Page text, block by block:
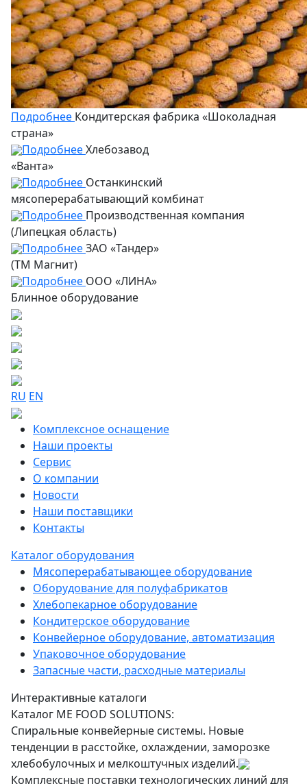
Подробнее Кондитерская фабрика «Шоколадная
страна»
ПодробнееХлебозавод
«Ванта»
Подробнее Останкинский
мясоперерабатывающий комбинат
Подробнее Производственная компания
(Липецкая область)
ПодробнееЗАО «Тандер»
(ТМ Магнит)
Подробнее ООО «ЛИНА»
Блинное оборудование
RU EN
Комплексное оснащение
Наши проекты
Сервис
О компании
Новости
Наши поставщики
Контакты
Каталог оборудования
Мясоперерабатывающее оборудование
Оборудование для полуфабрикатов
Хлебопекарное оборудование
Кондитерское оборудование
Конвейерное оборудование, автоматизация
Упаковочное оборудование
Запасные части, расходные материалы
Интерактивные каталоги
Каталог ME FOOD SOLUTIONS:
Спиральные конвейерные системы. Новые
тенденции в расстойке, охлаждении, заморозке
хлебобулочных и мелкоштучных изделий.
Комплексные поставки технологических линий для